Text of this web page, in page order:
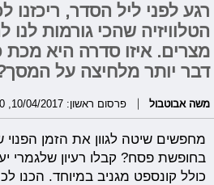
רגע לפני ליל הסדר,
הטלוויזיה שהכי גורמות
מצרים. איזו סדרה היא מכת
דבר יותר מלחיצה על
משה אבוטבול פרסום ראשון: 10/04/2017, 09:00
מחפשים שיטה לגוון את הזמן
בחופשת פסח? קבלו רעיון שלגמרי
כולל קונספט מגניב במיוחד. הכנו